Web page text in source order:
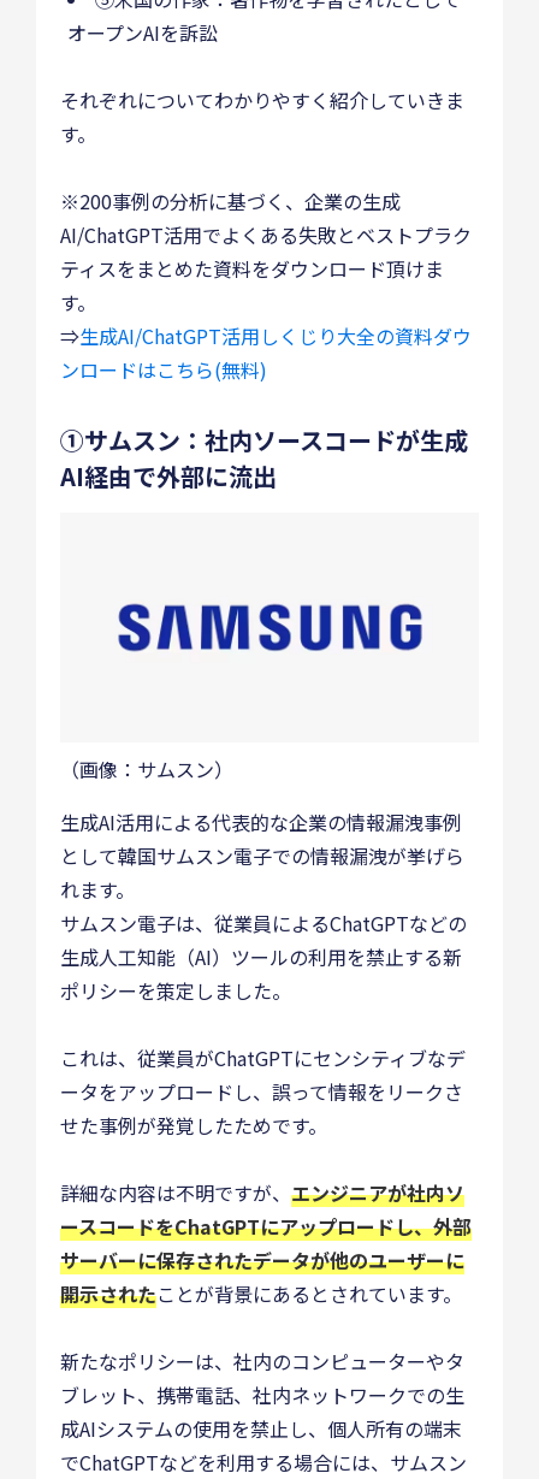
オープンAIを訴訟
それぞれについてわかりやすく紹介していきま
す。
※200事例の分析に基づく、企業の生成
AI/ChatGPT活用でよくある失敗とベストプラク
ティスをまとめた資料をダウンロード頂けま
す。
⇒生成AI/ChatGPT活用しくじり大全の資料ダウ
ンロードはこちら(無料)
①サムスン：社内ソースコードが生成
AI経由で外部に流出
（画像：サムスン）
生成AI活用による代表的な企業の情報漏洩事例
として韓国サムスン電子での情報漏洩が挙げら
れます。
サムスン電子は、従業員によるChatGPTなどの
生成人工知能（AI）ツールの利用を禁止する新
ポリシーを策定しました。
これは、従業員がChatGPTにセンシティブなデ
ータをアップロードし、誤って情報をリークさ
せた事例が発覚したためです。
詳細な内容は不明ですが、 エンジニアが社内ソ
ースコードをChatGPTにアップロードし、外部
サーバーに保存されたデータが他のユーザーに
開示されたことが背景にあるとされています。
新たなポリシーは、社内のコンピューターやタ
ブレット、携帯電話、社内ネットワークでの生
成AIシステムの使用を禁止し、個人所有の端末
でChatGPTなどを利用する場合には、サムスン